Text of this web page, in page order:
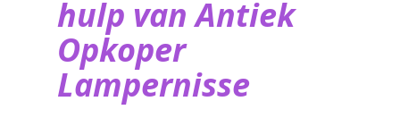
hulp van ​Antiek
Opkoper
Lampernisse